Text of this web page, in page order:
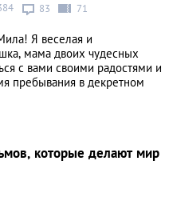
83 71
Я веселая и
мама двоих чудесных
с вами своими радостями и
пребывания в декретном
которые делают мир